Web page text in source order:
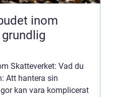
inom
Skatteverket: Vad du
Att hantera sin
kan vara komplicerat